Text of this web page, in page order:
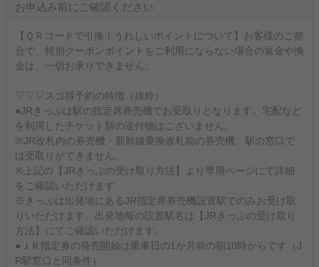
お申込み前にご確認ください
【ＱＲコードで引換！うれしいポイントについて】お客様のご都
合で、特別クーポンポイントをご利用にならない場合の返金や換
金は、一切お承りできません。
▽▽▽スゴ得予約の特徴（抜粋）
●JRきっぷは駅の指定席券売機でお受取りとなります。宅配など
を利用したチケット類の送付物はございません。
※JR改札内の券売機・新幹線乗換改札前の券売機、駅の窓口で
は受取りができません。
※上記の【JRきっぷの受け取り方法】より専用ページにて詳細
をご確認いただけます
※きっぷは出発地にあるJR指定席券売機設置駅でのみお受け取
りいただけます。出発地毎の設置駅名は【JRきっぷの受け取り
方法】にてご確認いただけます。
●ＪＲ指定券の発売開始は乗車日の1か月前の朝10時からです（J
R駅窓口と同条件）。